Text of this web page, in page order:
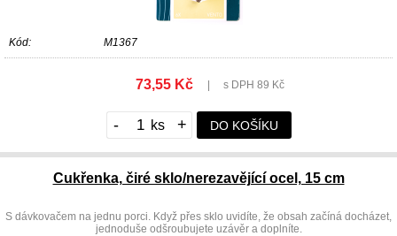
Kód: M1367
73,55 Kč s DPH 89 Kč
- + DO KOŠÍKU
Cukřenka, čiré sklo/nerezavějící ocel, 15 cm
S dávkovačem na jednu porci. Když přes sklo uvidíte, že obsah začíná docházet,
jednoduše odšroubujete uzávěr a doplníte.